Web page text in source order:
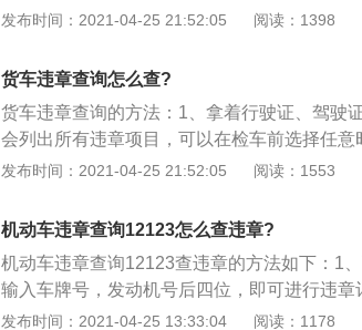
查询即可；2、搜索车辆违章查询，选择省份
厅通过触摸查询终端查询；4、带上本人的驾
口进行查询以及处理；5、通过拨打声讯电话
法会产生相应的查询费用；6、通过编写手机
法会产生相应的查询费用。
发布时间：2021-04-25 21:52:05 阅读：1398
货车违章查询怎么查?
货车违章查询的方法：1、拿着行驶证、驾驶
会列出所有违章项目，可以在检车前选择任
询，车管所大厅有自助查询系统，只要输入本
大队因为联网还有记录，只是提示已处理等信
的交通违法信息查询自助缴费平台终端机上查
发布时间：2021-04-25 21:52:05 阅读：1553
机动车违章查询12123怎么查违章?
机动车违章查询12123查违章的方法如下：1
输入车牌号，发动机号后四位，即可进行违
部门公众号进行车辆违章的查询；或者可以通
发布时间：2021-04-25 13:33:04 阅读：1178